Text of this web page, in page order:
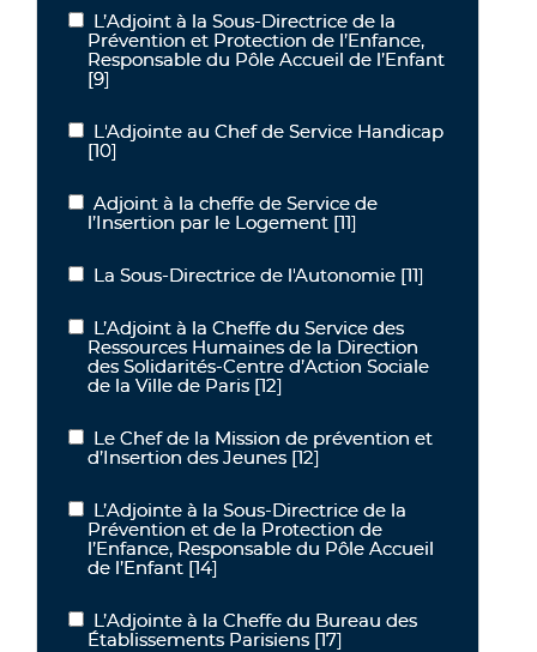
L’Adjoint à la Sous-Directrice de la Prévention et Protection de
L’Adjoint à la Sous-Directrice de la
Prévention et Protection de l’Enfance,
Responsable du Pôle Accueil de l’Enfant
[9]
L'Adjointe au Chef de Service Handicap
L'Adjointe au Chef de Service Handicap
[10]
Adjoint à la cheffe de Service de l’Insertion par le Logement
Adjoint à la cheffe de Service de
l’Insertion par le Logement [11]
La Sous-Directrice de l'Autonomie
La Sous-Directrice de l'Autonomie [11]
L’Adjoint à la Cheffe du Service des Ressources Humaines de la
L’Adjoint à la Cheffe du Service des
Ressources Humaines de la Direction
des Solidarités-Centre d’Action Sociale
de la Ville de Paris [12]
Le Chef de la Mission de prévention et d’Insertion des Jeunes
Le Chef de la Mission de prévention et
d’Insertion des Jeunes [12]
L’Adjointe à la Sous-Directrice de la Prévention et de la Protection
L’Adjointe à la Sous-Directrice de la
Prévention et de la Protection de
l’Enfance, Responsable du Pôle Accueil
de l’Enfant [14]
L’Adjointe à la Cheffe du Bureau des Établissements Parisiens
L’Adjointe à la Cheffe du Bureau des
Établissements Parisiens [17]